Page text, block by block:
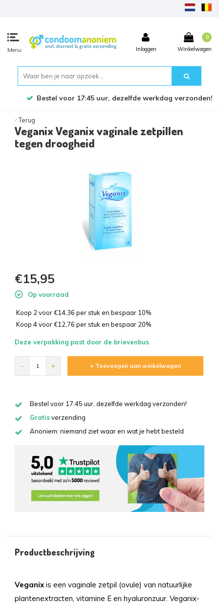
Menu Inloggen
0
Winkelwagen
Bestel voor 17:45 uur, dezelfde werkdag verzonden!
Terug
Veganix Veganix vaginale zetpillen
tegen droogheid
€15,95
Op voorraad
Koop 2 voor €14,36 per stuk en bespaar 10%
Koop 4 voor €12,76 per stuk en bespaar 20%
Deze verpakking past door de brievenbus
- + + Toevoegen aan winkelwagen
Bestel voor 17:45 uur, dezelfde werkdag verzonden!
Gratisverzending
Anoniem: niemand ziet waar en wat je hebt besteld
Productbeschrijving
Veganix is een vaginale zetpil (ovule) van natuurlijke
plantenextracten, vitamine E en hyaluronzuur. Veganix-